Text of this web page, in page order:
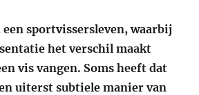
sportvissersleven, waarbij
het verschil maakt
vis vangen. Soms heeft dat
uiterst subtiele manier van